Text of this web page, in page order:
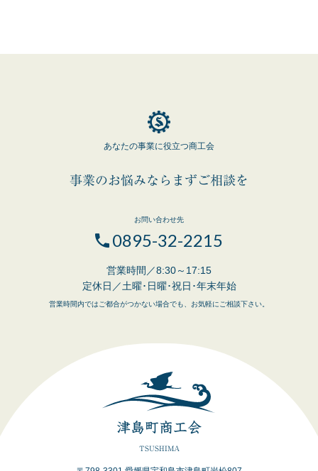
あなたの事業に役立つ商工会
事業のお悩みならまずご相談を
お問い合わせ先
0895-32-2215
営業時間／8:30～17:15
定休日／土曜･日曜･祝日･年末年始
営業時間内ではご都合がつかない場合でも、お気軽にご相談下さい。
津島町商工会
TSUSHIMA